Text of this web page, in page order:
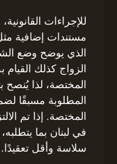
للإجراءات
مستندات إضافية مثل
الذي يوضح وضع
الزواج كذلك
المختصة، لذا يُنصح
المطلوبة مسبقًا
المختصة. إذا تم
في لبنان بما
سلاسة وأقل تعقيدًا.